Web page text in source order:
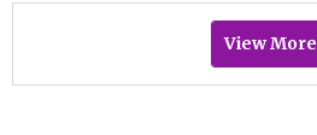
View More